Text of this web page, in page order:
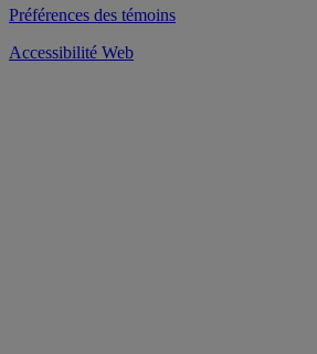
Préférences des témoins
Accessibilité Web